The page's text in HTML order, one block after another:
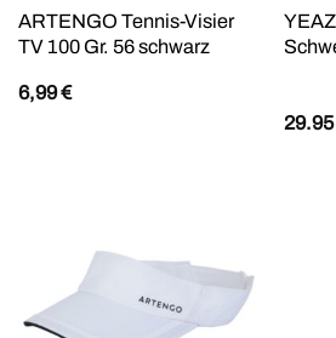
ARTENGO Tennis-Visier
TV 100 Gr. 56 schwarz
6,99€
29.95